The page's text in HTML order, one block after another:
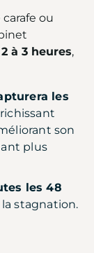
ou
à 3 heures,
les
son
plus
les 48
stagnation.